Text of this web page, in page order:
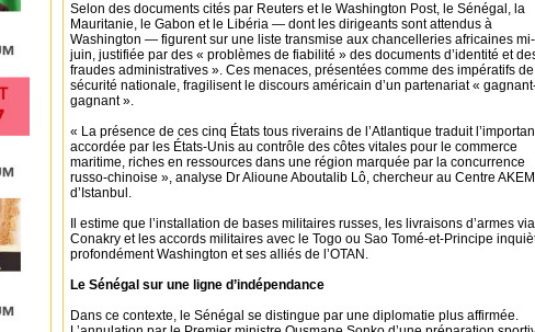
Selon des documents cités par Reuters et le Washington Post, le Sénégal, la
Mauritanie, le Gabon et le Libéria — dont les dirigeants sont attendus à
Washington — figurent sur une liste transmise aux chancelleries africaines mi-
juin, justifiée par des « problèmes de fiabilité » des documents d’identité et
fraudes administratives ». Ces menaces, présentées comme des impératifs de
sécurité nationale, fragilisent le discours américain d’un partenariat «
gagnant ».
« La présence de ces cinq États tous riverains de l’Atlantique traduit
accordée par les États-Unis au contrôle des côtes vitales pour le commerce
maritime, riches en ressources dans une région marquée par la concurrence
russo-chinoise », analyse Dr Alioune Aboutalib Lô, chercheur au Centre AKEM
d’Istanbul.
Il estime que l’installation de bases militaires russes, les livraisons d’armes via
Conakry et les accords militaires avec le Togo ou Sao Tomé-et-Principe
profondément Washington et ses alliés de l’OTAN.
Le Sénégal sur une ligne d’indépendance
Dans ce contexte, le Sénégal se distingue par une diplomatie plus affirmée.